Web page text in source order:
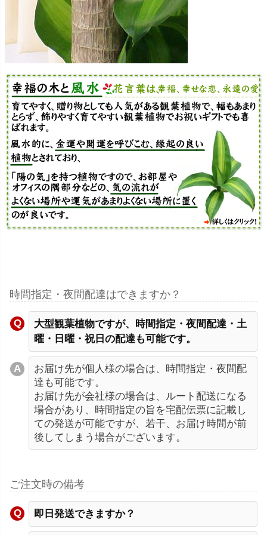
時間指定・夜間配達はできますか？
大型観葉植物ですが、時間指定・夜間配達・土
曜・日曜・祝日の配達も可能です。
お届け先が個人様の場合は、時間指定・夜間配
達も可能です。
お届け先が会社様の場合は、ルート配送になる
場合があり、時間指定の旨を宅配伝票に記載し
ての発送が可能ですが、若干、お届け時間が前
後してしまう場合がございます。
ご注文時の備考
即日発送できますか？